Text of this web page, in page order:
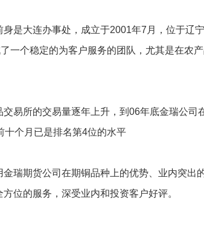
是大连办事处，成立于2001年7月，位于辽
一个稳定的为客户服务的团队，尤其是在农
交易所的交易量逐年上升，到06年底金瑞公
十个月已是排名第4位的水平
金瑞期货公司在期铜品种上的优势、业内突出
位的服务，深受业内和投资客户好评。